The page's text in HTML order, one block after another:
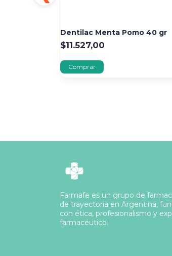
Dentilac Menta Pomo 40 gr
$11.527,00
Farmafe es un grupo de
de trayectoria en Argentina,
con ética, profesionalismo y
farmacéutico.